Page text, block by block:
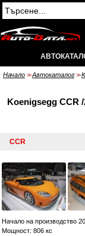
Начало >> Автокаталог >>
Koenigsegg CCR /
Начало на производство
Мощност: 806 кс